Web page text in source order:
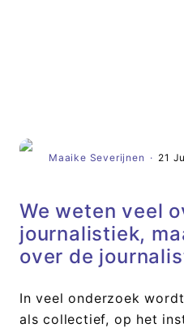
Maaike Severijnen · 21
We weten veel
journalistiek,
over de
In veel onderzoek
als collectief, op het